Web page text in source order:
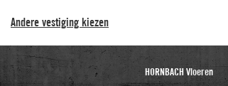
Andere vestiging kiezen
HORNBACH Vloeren